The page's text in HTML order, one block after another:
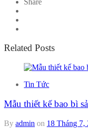
Related Posts
Tin Tức
Mẫu thiết kế bao bì
By admin on 18 Tháng 7,